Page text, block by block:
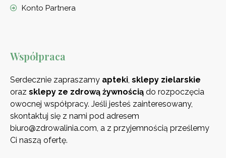
Konto Partnera
Współpraca
Serdecznie zapraszamy apteki, sklepy zielarskie
oraz sklepy ze zdrową żywnością do rozpoczęcia
owocnej współpracy. Jeśli jesteś zainteresowany,
skontaktuj się z nami pod adresem
biuro@zdrowalinia.com, a z przyjemnością prześlemy
Ci naszą ofertę.